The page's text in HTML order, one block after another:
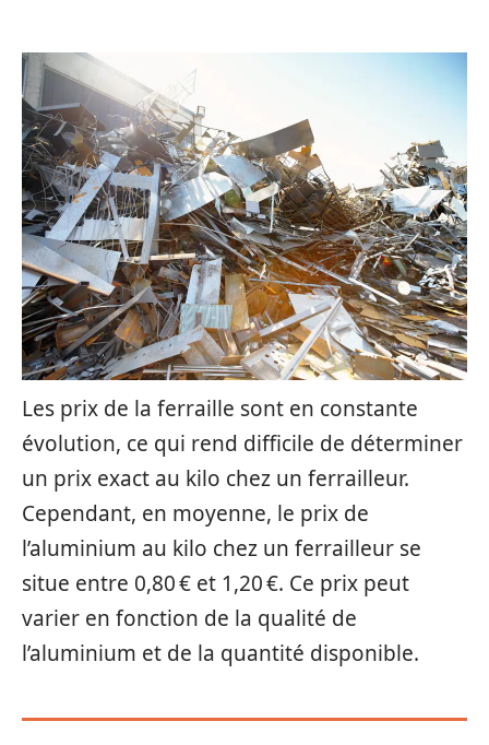
Les prix de la ferraille sont en constante
évolution, ce qui rend difficile de déterminer
un prix exact au kilo chez un ferrailleur.
Cependant, en moyenne, le prix de
l’aluminium au kilo chez un ferrailleur se
situe entre 0,80 € et 1,20 €. Ce prix peut
varier en fonction de la qualité de
l’aluminium et de la quantité disponible.